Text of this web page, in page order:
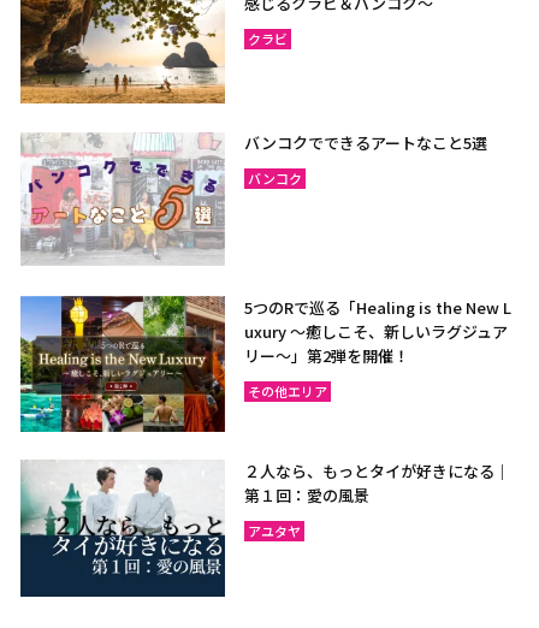
クラビ
バンコクでできるアートなこと5選
バンコク
5つのRで巡る「Healing is the New L
uxury ～癒しこそ、新しいラグジュア
リー〜」第2弾を開催！
その他エリア
２人なら、もっとタイが好きになる｜
第１回：愛の風景
アユタヤ